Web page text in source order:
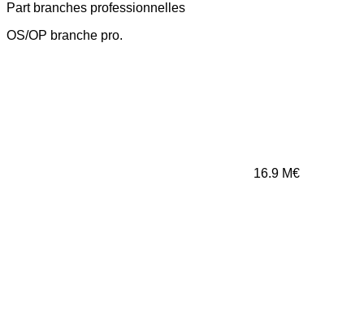
Part branches professionnelles
OS/OP branche pro.
16.9 M€